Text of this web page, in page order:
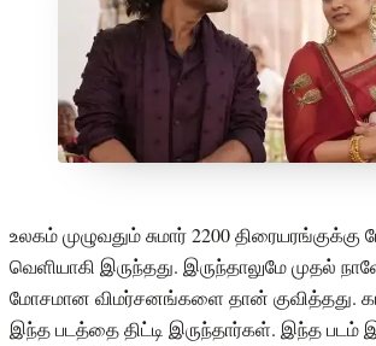
உலகம் முழுவதும் சுமார் 2200
வெளியாகி இருந்தது. இருந்தாலுமே முதல்
மோசமான விமர்சனங்களை தான் குவித்தது.
இந்த படத்தை திட்டி இருந்தார்கள். இந்த படம்